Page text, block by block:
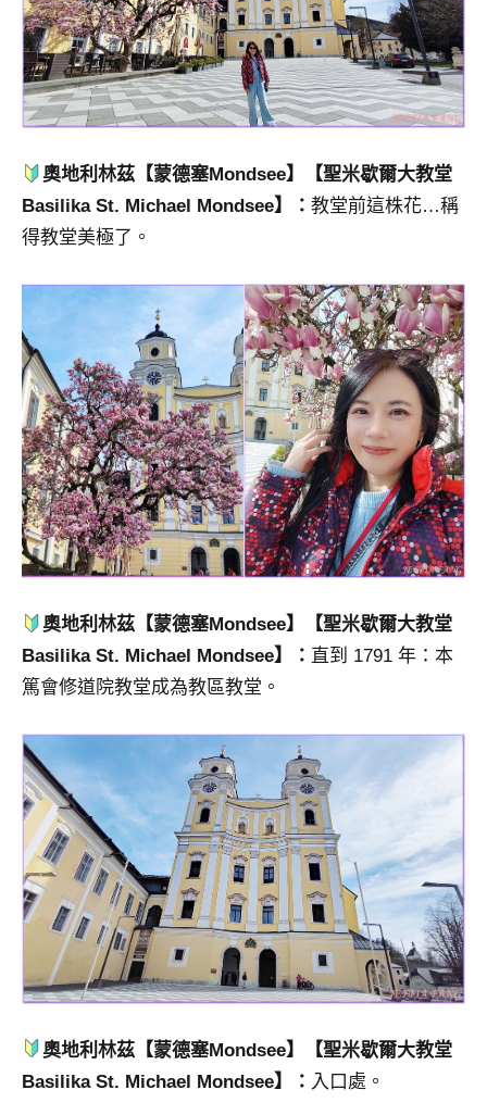
奧地利林茲【蒙德塞Mondsee】【聖米歇爾大教堂
Basilika St. Michael Mondsee】： 教堂前這株花…稱
得教堂美極了。
奧地利林茲【蒙德塞Mondsee】【聖米歇爾大教堂
Basilika St. Michael Mondsee】： 直到 1791 年：本
篤會修道院教堂成為教區教堂。
奧地利林茲【蒙德塞Mondsee】【聖米歇爾大教堂
Basilika St. Michael Mondsee】： 入口處。